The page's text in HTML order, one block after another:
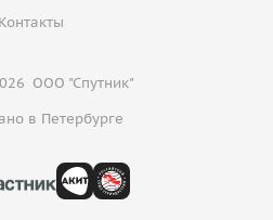
Контакты
ООО "Спутник"
в Петербурге